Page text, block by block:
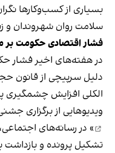
بسیاری از کسب‌وکارها
سلامت روان شهروندان و
فشار اقتصادی حکومت بر
در هفته‌های اخیر فشار
دلیل سرپیچی از قانون
الکلی افزایش چشمگیری
ویدیوهایی از برگزاری
» در رسانه‌های
تشکیل پرونده و بازداشت